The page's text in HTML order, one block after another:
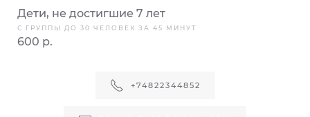
Дети, не достигшие 7 лет
С ГРУППЫ ДО 30 ЧЕЛОВЕК ЗА 45 МИНУТ
600 р.
+74822344852